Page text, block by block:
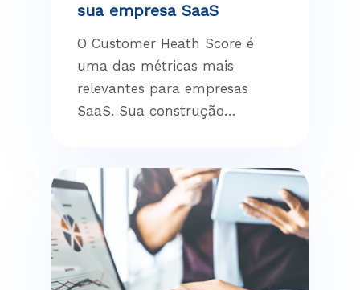
sua empresa SaaS
O Customer Heath Score é
uma das métricas mais
relevantes para empresas
SaaS. Sua construção…